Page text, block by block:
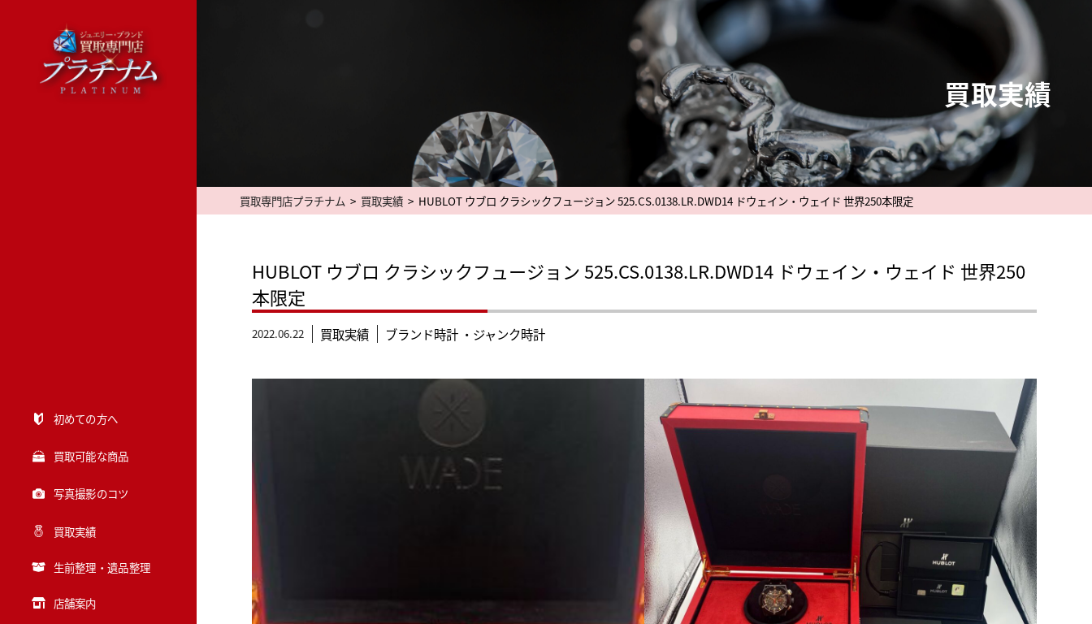
初めての方へ
買取可能な商品
写真撮影のコツ
買取実績
生前整理・遺品整理
店舗案内
買取実績
買取専門店プラチナム> 買取実績> HUBLOT ウブロ クラシックフュージョン 525.CS.0138.LR.DWD14 ドウェイン・ウェイド 世界250本限定
HUBLOT ウブロ クラシックフュージョン 525.CS.0138.LR.DWD14 ドウェイン・ウェイド 世界250
本限定
2022.06.22 買取実績 ブランド時計 ・ジャンク時計